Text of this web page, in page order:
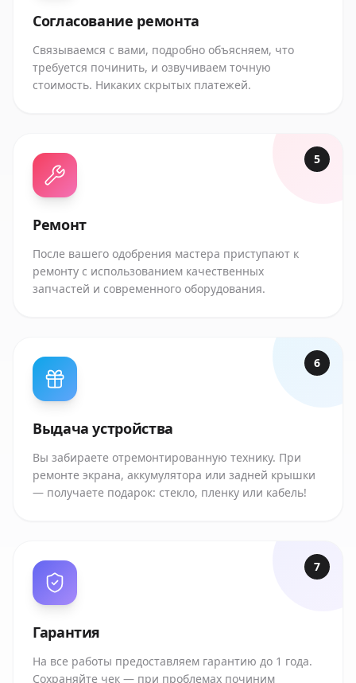
Согласование ремонта
Связываемся с вами, подробно объясняем, что
требуется починить, и озвучиваем точную
стоимость. Никаких скрытых платежей.
5
Ремонт
После вашего одобрения мастера приступают к
ремонту с использованием качественных
запчастей и современного оборудования.
6
Выдача устройства
Вы забираете отремонтированную технику. При
ремонте экрана, аккумулятора или задней крышки
— получаете подарок: стекло, пленку или кабель!
7
Гарантия
На все работы предоставляем гарантию до 1 года.
Сохраняйте чек — при проблемах починим